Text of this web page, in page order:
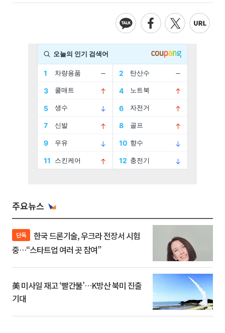
주요뉴스
단독
중…“스타트업 여러 곳 참여”
美 미사일 재고 ‘빨간불’…K방산 북미 진출
기대